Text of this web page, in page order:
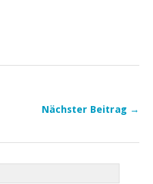
Nächster Beitrag →